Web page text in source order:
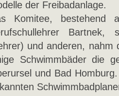
der Freibadanlage.
Komitee, bestehend
Bartnek,
und anderen, nahm
Schwimmbäder die
und Bad